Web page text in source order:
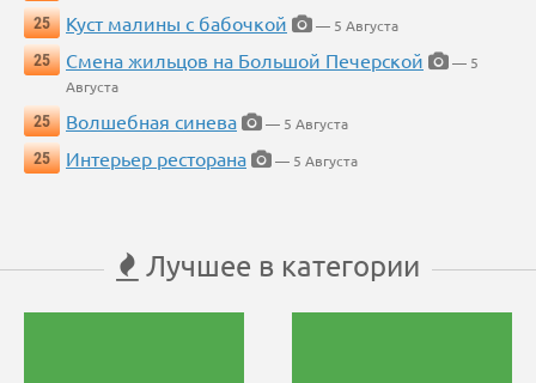
25
Куст малины с бабочкой
— 5 Августа
25
Смена жильцов на Большой Печерской
— 5
Августа
25
Волшебная синева
— 5 Августа
25
Интерьер ресторана — 5 Августа
Лучшее в категории